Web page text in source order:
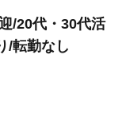
/20代・30代活
/転勤なし